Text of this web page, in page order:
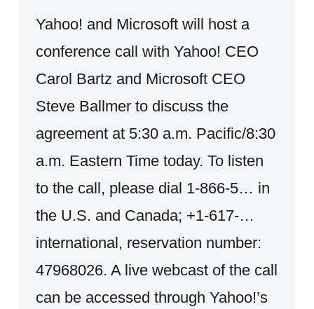
Yahoo! and Microsoft will host a
conference call with Yahoo! CEO
Carol Bartz and Microsoft CEO
Steve Ballmer to discuss the
agreement at 5:30 a.m. Pacific/8:30
a.m. Eastern Time today. To listen
to the call, please dial 1-866-5… in
the U.S. and Canada; +1-617-…
international, reservation number:
47968026. A live webcast of the call
can be accessed through Yahoo!’s